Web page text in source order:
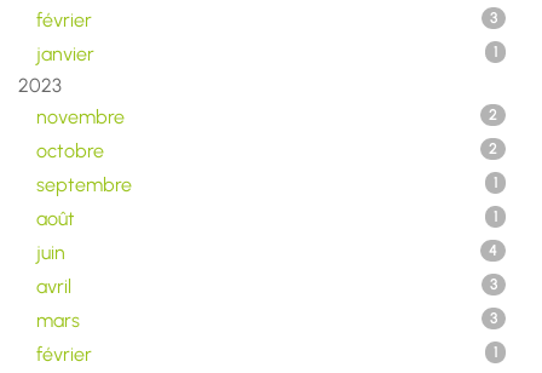
février 3
janvier 1
2023
novembre
2
octobre 2
septembre 1
août 1
juin 4
avril 3
mars 3
février 1